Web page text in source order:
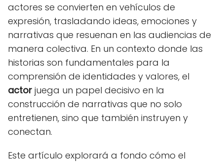
actores se convierten en vehículos de
expresión, trasladando ideas, emociones y
narrativas que resuenan en las audiencias de
manera colectiva. En un contexto donde las
historias son fundamentales para la
comprensión de identidades y valores, el
actor juega un papel decisivo en la
construcción de narrativas que no solo
entretienen, sino que también instruyen y
conectan.
Este artículo explorará a fondo cómo el